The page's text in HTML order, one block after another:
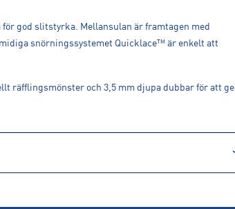
god slitstyrka. Mellansulan är framtagen med
snörningssystemet Quicklace™ är enkelt att
räfflingsmönster och 3,5 mm djupa dubbar för att ge